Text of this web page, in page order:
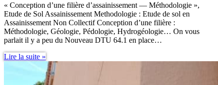
« Conception d’une filière d’assainissement — Méthodologie »,
Etude de Sol Assainissement Methodologie : Etude de sol en
Assainissement Non Collectif Conception d’une filière :
Méthodologie, Géologie, Pédologie, Hydrogéologie… On vous
parlait il y a peu du Nouveau DTU 64.1 en place…
Lire la suite »
de
sol
assainissement